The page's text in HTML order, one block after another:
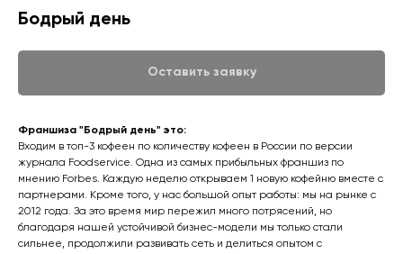
Бодрый день
Оставить заявку
Франшиза "Бодрый день" это:
Входим в топ-3 кофеен по количеству кофеен в России по версии
журнала Foodservice. Одна из самых прибыльных франшиз по
мнению Forbes. Каждую неделю открываем 1 новую кофейню вместе с
партнерами. Кроме того, у нас большой опыт работы: мы на рынке с
2012 года. За это время мир пережил много потрясений, но
благодаря нашей устойчивой бизнес-модели мы только стали
сильнее, продолжили развивать сеть и делиться опытом с